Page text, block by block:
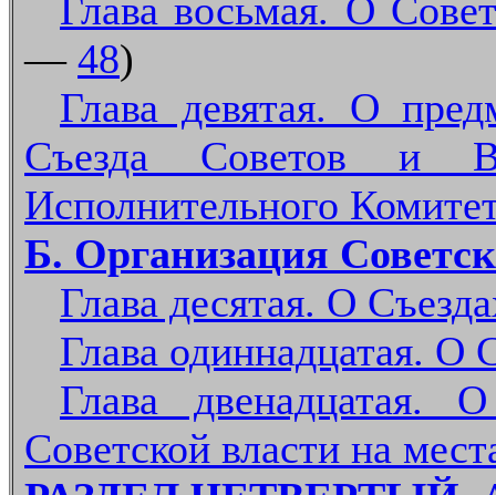
Глава восьмая. О
— 48)
Глава девятая. О
Съезда Советов и
Исполнительного
Б. Организация
Глава десятая. О
Глава одиннадцатая. О
Глава двенадцатая.
Советской власти на